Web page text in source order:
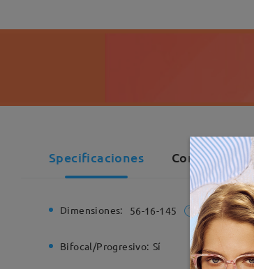
Specificaciones Comentarios
Dimensiones: 56-16-145
Bifocal/Progresivo: Sí